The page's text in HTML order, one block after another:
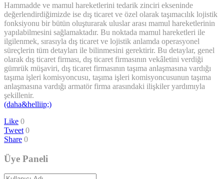
Hammadde ve mamul hareketlerini tedarik zinciri ekseninde
değerlendirdiğimizde ise dış ticaret ve özel olarak taşımacılık lojistik
fonksiyonu bir bütün oluşturarak uluslar arası mamul hareketlerinin
yapılabilmesini sağlamaktadır. Bu noktada mamul hareketleri ile
ilgilenmek, sırasıyla dış ticaret ve lojistik anlamda operasyonel
süreçlerin tüm detayları ile bilinmesini gerektirir. Bu detaylar, genel
olarak dış ticaret firması, dış ticaret firmasının vekâletini verdiği
gümrük müşaviri, dış ticaret firmasının taşıma anlaşmasına vardığı
taşıma işleri komisyoncusu, taşıma işleri komisyoncusunun taşıma
anlaşmasına vardığı armatör firma arasındaki ilişkiler yardımıyla
şekillenir.
(daha&helliip;)
Like 0
Tweet 0
Share 0
Üye Paneli